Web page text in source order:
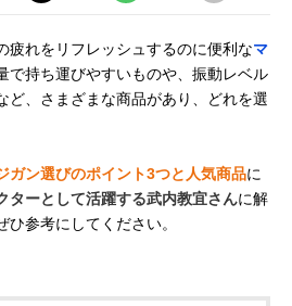
疲れをリフレッシュするのに便利なマ
で持ち運びやすいものや、振動レベル
ど、さまざまな商品があり、どれを選
ガン選びのポイント3つと人気商品に
ターとして活躍する武内教宜さんに解
参考にしてください。